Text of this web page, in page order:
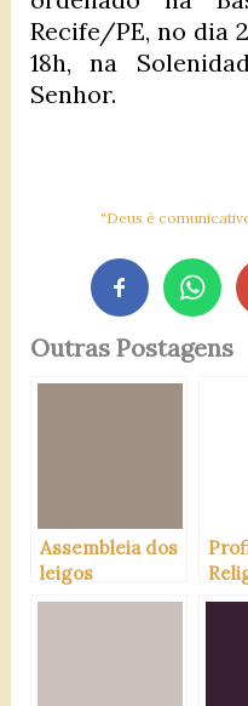
Recife/PE, no dia
18h, na
Senhor.
"Deus é
Outras Postagens
Assembleia dos
leigos
carmelitas 2026